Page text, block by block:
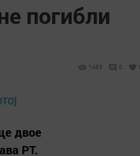
погибли
1463 0
двое
РТ.